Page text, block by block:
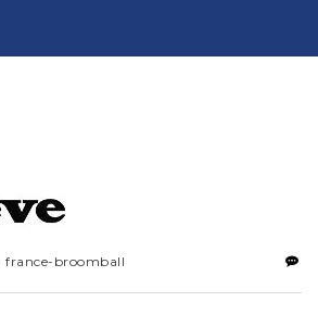
france-broomball